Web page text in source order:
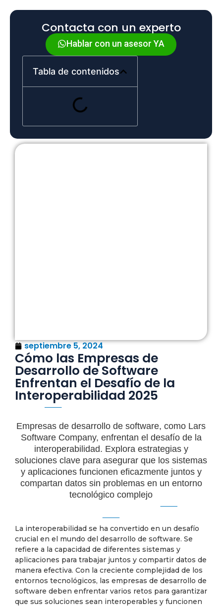
Contacta con un experto
Hablar con un asesor YA
Tabla de contenidos
septiembre 5, 2024
Cómo las Empresas de
Desarrollo de Software
Enfrentan el Desafío de la
Interoperabilidad 2025
Empresas de desarrollo de software, como Lars
Software Company, enfrentan el desafío de la
interoperabilidad. Explora estrategias y
soluciones clave para asegurar que los sistemas
y aplicaciones funcionen eficazmente juntos y
compartan datos sin problemas en un entorno
tecnológico complejo
La interoperabilidad se ha convertido en un desafío
crucial en el mundo del desarrollo de software. Se
refiere a la capacidad de diferentes sistemas y
aplicaciones para trabajar juntos y compartir datos de
manera efectiva. Con la creciente complejidad de los
entornos tecnológicos, las empresas de desarrollo de
software deben enfrentar varios retos para garantizar
que sus soluciones sean interoperables y funcionen